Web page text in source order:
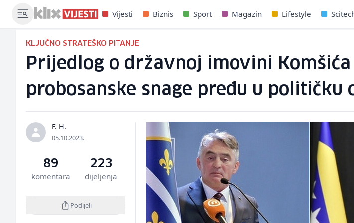
Vijesti Biznis Sport Magazin Lifestyle
KLJUČNO STRATEŠKO PITANJE
Prijedlog o državnoj imovini
probosanske snage pređu u političku
F. H.
05.10.2023.
89
komentara
223
dijeljenja
Podijeli